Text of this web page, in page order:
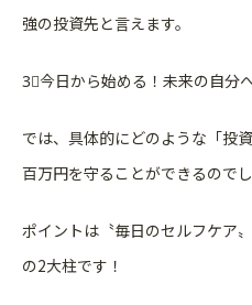
強の投資先と言えます。
3⃣今日から始める！未来の自分
では、具体的にどのような「投
百万円を守ることができるので
ポイントは〝毎日のセルフケア
の2大柱です！